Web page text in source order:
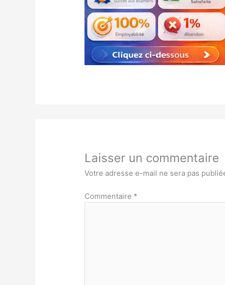
Laisser un commentaire
Votre adresse e-mail ne sera pas
Commentaire *